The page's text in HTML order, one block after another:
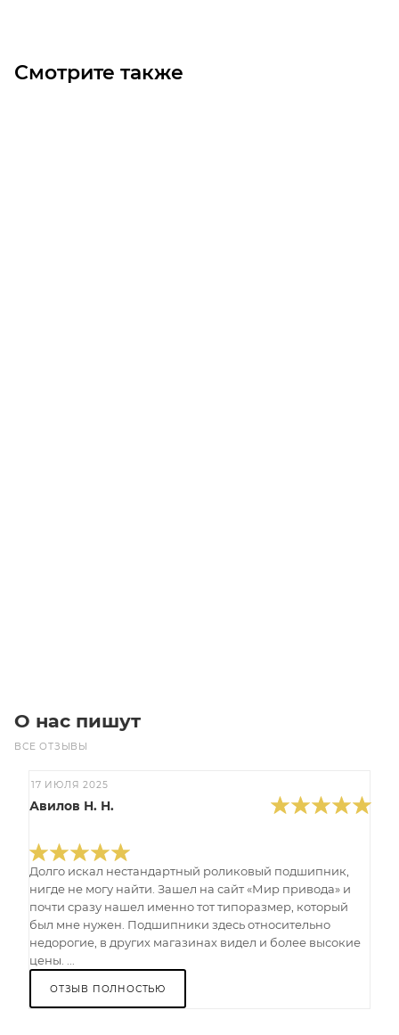
Смотрите также
О нас пишут
ВСЕ ОТЗЫВЫ
17 ИЮЛЯ 2025
Авилов Н. Н.
Долго искал нестандартный роликовый подшипник,
нигде не могу найти. Зашел на сайт «Мир привода» и
почти сразу нашел именно тот типоразмер, который
был мне нужен. Подшипники здесь относительно
недорогие, в других магазинах видел и более высокие
цены. ...
ОТЗЫВ ПОЛНОСТЬЮ